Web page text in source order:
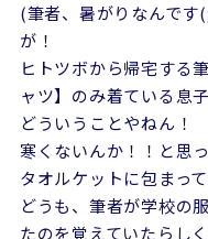
(筆者、暑がりなんで
が！
ヒトツボから帰宅する
ャツ】のみ着ている息
どういうことやねん！
寒くないんか！！と思
タオルケットに包まって
どうも、筆者が学校の
たのを覚えていたらし